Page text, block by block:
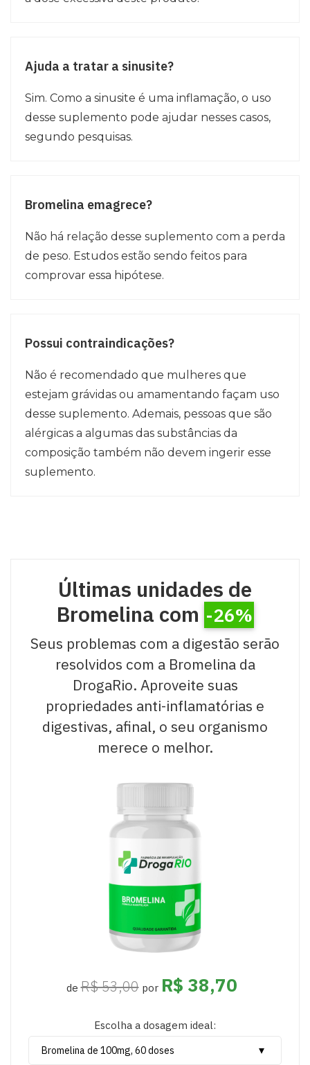
Ajuda a tratar a sinusite?
Sim. Como a sinusite é uma inflamação, o uso
desse suplemento pode ajudar nesses casos,
segundo pesquisas.
Bromelina emagrece?
Não há relação desse suplemento com a perda
de peso. Estudos estão sendo feitos para
comprovar essa hipótese.
Possui contraindicações?
Não é recomendado que mulheres que
estejam grávidas ou amamentando façam uso
desse suplemento. Ademais, pessoas que são
alérgicas a algumas das substâncias da
composição também não devem ingerir esse
suplemento.
Últimas unidades de
Bromelina com -26%
Seus problemas com a digestão serão
resolvidos com a Bromelina da
DrogaRio. Aproveite suas
propriedades anti-inflamatórias e
digestivas, afinal, o seu organismo
merece o melhor.
deR$ 53,00por R$ 38,70
Escolha a dosagem ideal: